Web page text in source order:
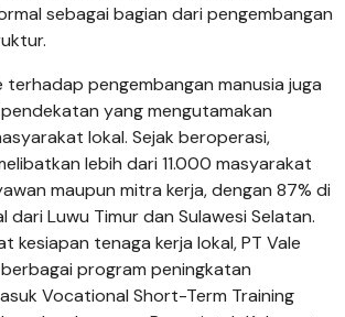
sebagai bagian dari pengembangan
terhadap pengembangan manusia juga
yang mengutamakan
lokal. Sejak beroperasi,
lebih dari 11.000 masyarakat
maupun mitra kerja, dengan 87% di
Luwu Timur dan Sulawesi Selatan.
kesiapan tenaga kerja lokal, PT Vale
program peningkatan
Vocational Short-Term Training